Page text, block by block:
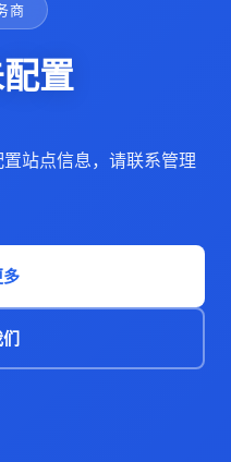
商
置
站点信息，请联系管理
多